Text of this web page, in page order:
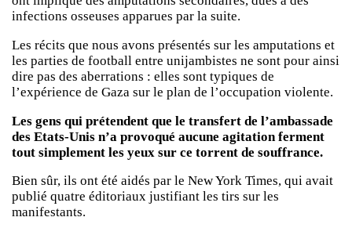
infections osseuses apparues par la suite.
Les récits que nous avons présentés sur les amputations et
les parties de football entre unijambistes ne sont pour ainsi
dire pas des aberrations : elles sont typiques de
l’expérience de Gaza sur le plan de l’occupation violente.
Les gens qui prétendent que le transfert de l’ambassade
des Etats-Unis n’a provoqué aucune agitation ferment
tout simplement les yeux sur ce torrent de souffrance.
Bien sûr, ils ont été aidés par le New York Times, qui avait
publié quatre éditoriaux justifiant les tirs sur les
manifestants.